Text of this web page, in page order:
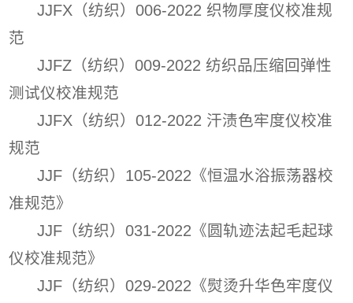
JJFX（纺织）006-2022 织物厚度仪校准规
范
JJFZ（纺织）009-2022 纺织品压缩回弹性
测试仪校准规范
JJFX（纺织）012-2022 汗渍色牢度仪校准
规范
JJF（纺织）105-2022《恒温水浴振荡器校
准规范》
JJF（纺织）031-2022《圆轨迹法起毛起球
仪校准规范》
JJF（纺织）029-2022《熨烫升华色牢度仪